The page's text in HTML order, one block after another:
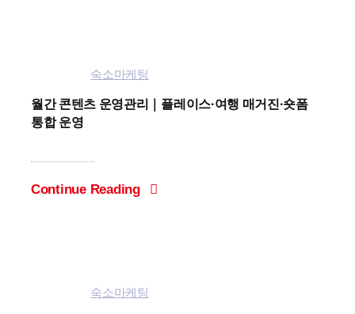
숙소마케팅
월간 콘텐츠 운영관리｜플레이스·여행 매거진·숏폼
통합 운영
Continue Reading
숙소마케팅